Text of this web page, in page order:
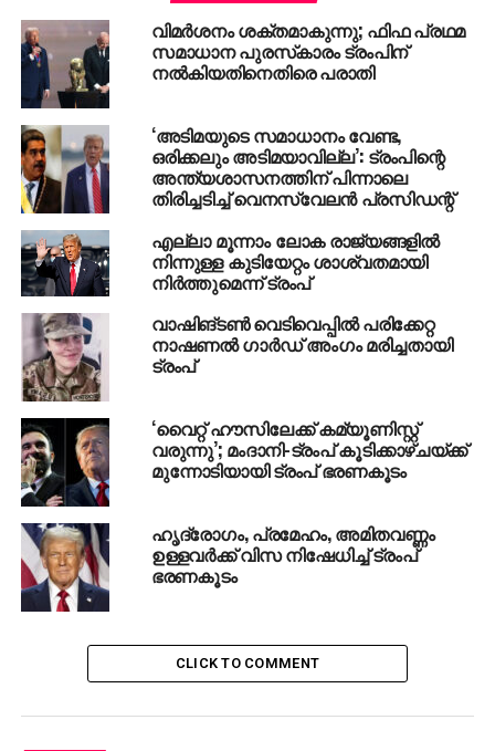
വംശജരുടെ എണ്ണത്തില്‍ വന്‍ വര്‍ധനവാണ്
ഉണ്ടായിരിക്കുന്നത്. വാഷിങ്ടണ്‍ കേന്ദ്രീകരിച്ച് നടന്ന
സമീപകാല സര്‍വേയില്‍ അഞ്ചു ലക്ഷത്തോളം
വര്‍ദ്ധനയാണ് റിപ്പോര്‍ട്ട് ചെയ്തിരിക്കുന്നത്.
അതിനിടെ, അടുത്തകാലത്തായി യുഎസില്‍
ഇന്ത്യക്കാര്‍ക്കു നേരെ നിരവധി ആക്രമണങ്ങള്‍
നടന്നുകൊണ്ടിരിക്കുന്നത്.
RELATED TOPICS: #DONALDTRUMP
AMERICAN PRESIDENT
SUSHAMA SWARAJ
SUSHMA SWARAJ
UP NEXT
കൊല്ലം ചിന്നക്കടയില്‍ വന്‍ തീപ്പിടിത്തം
DON'T MISS
ബന്ധുനിയമനം: ഉമ്മന്‍ചാണ്ടിക്കും
ചെന്നിത്തലക്കും വിജിലന്‍സിന്റെ ക്ലീന്‍ചിറ്റ്
വിമര്‍ശനം ശക്തമാകുന്നു; ഫിഫ പ്രഥമ
സമാധാന പുരസ്‌കാരം ട്രംപിന്
നല്‍കിയതിനെതിരെ പരാതി
‘അടിമയുടെ സമാധാനം വേണ്ട,
ഒരിക്കലും അടിമയാവില്ല’: ട്രംപിന്റെ
അന്ത്യശാസനത്തിന് പിന്നാലെ
തിരിച്ചടിച്ച് വെനസ്വേലന്‍ പ്രസിഡന്റ്
എല്ലാ മൂന്നാം ലോക രാജ്യങ്ങളില്‍
നിന്നുള്ള കുടിയേറ്റം ശാശ്വതമായി
നിര്‍ത്തുമെന്ന് ട്രംപ്
വാഷിങ്ടണ്‍ വെടിവെപ്പില്‍ പരിക്കേറ്റ
നാഷണല്‍ ഗാര്‍ഡ് അംഗം മരിച്ചതായി
ട്രംപ്
‘വൈറ്റ് ഹൗസിലേക്ക് കമ്യൂണിസ്റ്റ്
വരുന്നു’; മംദാനി-ട്രംപ് കൂടിക്കാഴ്ചയ്ക്ക്
മുന്നോടിയായി ട്രംപ് ഭരണകൂടം
ഹൃദ്രോഗം, പ്രമേഹം, അമിതവണ്ണം
ഉള്ളവര്‍ക്ക് വിസ നിഷേധിച്ച് ട്രംപ്
ഭരണകൂടം
CLICK TO COMMENT